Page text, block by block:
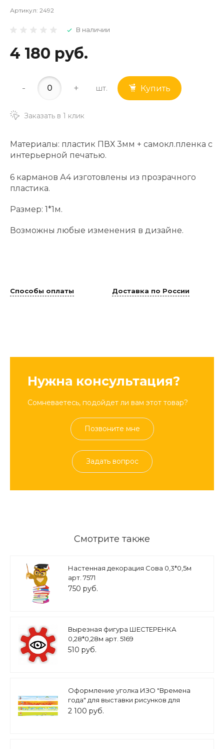
Артикул: 2492
В наличии
4 180 руб.
- + шт. Купить
Заказать в 1 клик
Материалы: пластик ПВХ 3мм + самокл.пленка с
интерьерной печатью.
6 карманов А4 изготовлены из прозрачного
пластика.
Размер: 1*1м.
Возможны любые изменения в дизайне.
Способы оплаты Доставка по России
Нужна консультация?
Сомневаетесь, подойдет ли вам этот товар?
Позвоните мне
Задать вопрос
Смотрите также
Настенная декорация Сова 0,3*0,5м
арт. 7571
750 руб.
Вырезная фигура ШЕСТЕРЕНКА
0,28*0,28м арт. 5169
510 руб.
Оформление уголка ИЗО "Времена
года" для выставки рисунков для
детского сада 4шт. 1*0,15 арт. МАГ1203
2 100 руб.